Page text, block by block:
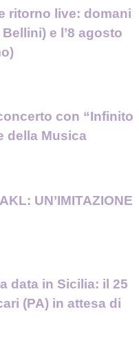
ritorno live: domani
e l’8 agosto
con “Infinito
della Musica
UN’IMITAZIONE
data in Sicilia: il 25
(PA) in attesa di